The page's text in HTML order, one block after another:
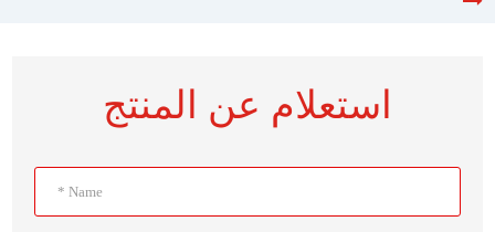
استعلام عن المنتج